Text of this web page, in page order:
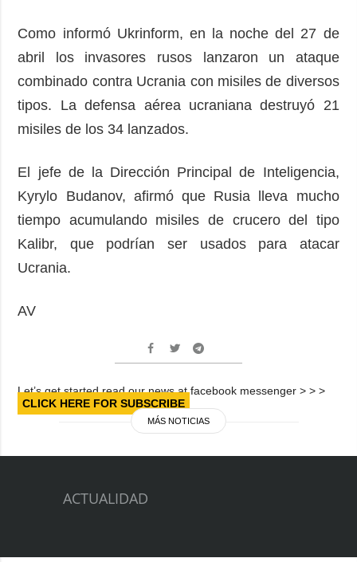
Como informó Ukrinform, en la noche del 27 de
abril los invasores rusos lanzaron un ataque
combinado contra Ucrania con misiles de diversos
tipos. La defensa aérea ucraniana destruyó 21
misiles de los 34 lanzados.
El jefe de la Dirección Principal de Inteligencia,
Kyrylo Budanov, afirmó que Rusia lleva mucho
tiempo acumulando misiles de crucero del tipo
Kalibr, que podrían ser usados para atacar
Ucrania.
AV
Let’s get started read our news at facebook messenger > > >
CLICK HERE FOR SUBSCRIBE
MÁS NOTICIAS
ACTUALIDAD